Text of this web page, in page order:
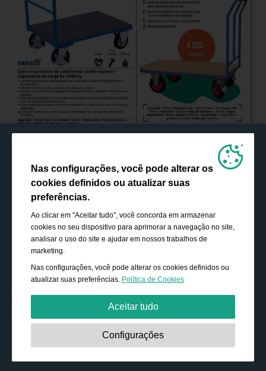
Nas configurações, você pode alterar os
cookies definidos ou atualizar suas
preferências.
Ao clicar em "Aceitar tudo", você concorda em armazenar
cookies no seu dispositivo para aprimorar a navegação no site,
analisar o uso do site e ajudar em nossos trabalhos de
marketing.
Nas configurações, você pode alterar os cookies definidos ou
atualizar suas preferências. Política de Cookies
Aceitar tudo
Estritamente necessário:
Os cookies são essenciais para
ativar funcionalidades básicas, como navegação,
Configurações